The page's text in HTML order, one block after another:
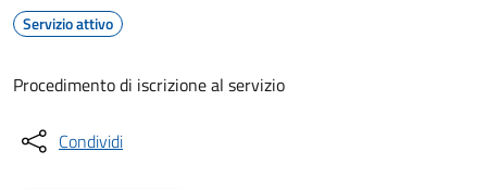
Servizio attivo
Procedimento di iscrizione al servizio
Condividi